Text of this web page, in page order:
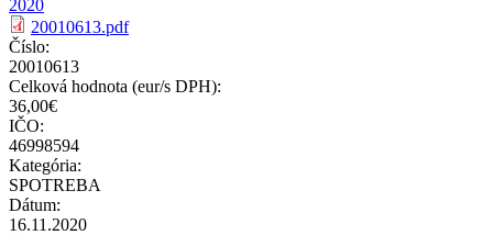
2020
20010613.pdf
Číslo:
20010613
Celková hodnota (eur/s DPH):
36,00€
IČO:
46998594
Kategória:
SPOTREBA
Dátum:
16.11.2020